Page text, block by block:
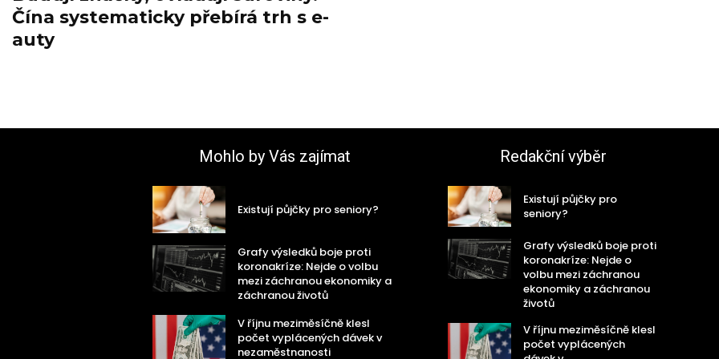
Čína systematicky přebírá trh s e-
auty
Mohlo by Vás zajímat
Existují půjčky pro seniory?
Grafy výsledků boje proti
koronakríze: Nejde o volbu
mezi záchranou ekonomiky a
záchranou životů
V říjnu meziměsíčně klesl
počet vyplácených dávek v
nezaměstnanosti
Redakční výběr
Existují půjčky pro
seniory?
Grafy výsledků boje proti
koronakríze: Nejde o
volbu mezi záchranou
ekonomiky a záchranou
životů
V říjnu meziměsíčně klesl
počet vyplácených